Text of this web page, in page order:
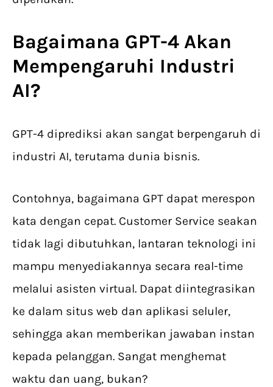
Bagaimana GPT-4 Akan
Mempengaruhi Industri
AI?
GPT-4 diprediksi akan sangat berpengaruh di
industri AI, terutama dunia bisnis.
Contohnya, bagaimana GPT dapat merespon
kata dengan cepat. Customer Service seakan
tidak lagi dibutuhkan, lantaran teknologi ini
mampu menyediakannya secara real-time
melalui asisten virtual. Dapat diintegrasikan
ke dalam situs web dan aplikasi seluler,
sehingga akan memberikan jawaban instan
kepada pelanggan. Sangat menghemat
waktu dan uang, bukan?